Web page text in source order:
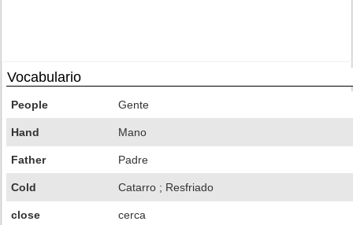
Vocabulario
People Gente
Hand Mano
Father Padre
Cold Catarro ; Resfriado
close cerca